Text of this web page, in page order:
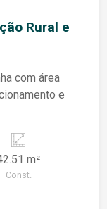
com área
e
m²
Const.